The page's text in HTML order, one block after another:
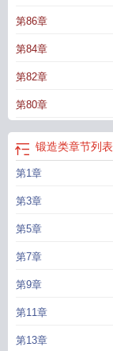
第86章
第84章
第82章
第80章
锻造类章节列表
第1章
第3章
第5章
第7章
第9章
第11章
第13章